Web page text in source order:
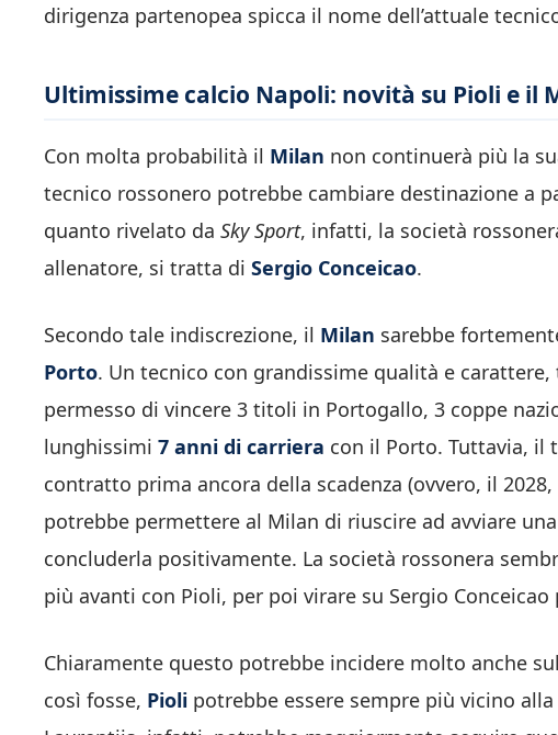
dirigenza partenopea spicca il nome dell’attuale
Ultimissime calcio Napoli: novità su Pioli e il
Con molta probabilità il Milan non continuerà più la
tecnico rossonero potrebbe cambiare destinazione a
quanto rivelato da Sky Sport, infatti, la società
allenatore, si tratta di Sergio Conceicao.
Secondo tale indiscrezione, il Milan sarebbe
Porto. Un tecnico con grandissime qualità e
permesso di vincere 3 titoli in Portogallo, 3 coppe
lunghissimi 7 anni di carriera con il Porto. Tuttavia, il
contratto prima ancora della scadenza (ovvero, il
potrebbe permettere al Milan di riuscire ad avviare
concluderla positivamente. La società rossonera
più avanti con Pioli, per poi virare su Sergio
Chiaramente questo potrebbe incidere molto anche
così fosse, Pioli potrebbe essere sempre più vicino